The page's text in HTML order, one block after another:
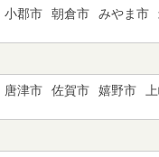
小郡市
朝倉市 みやま市
唐津市 佐賀市 嬉野市